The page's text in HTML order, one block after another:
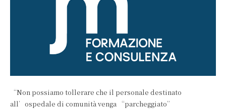
“Non possiamo tollerare che il personale destinato
all’ospedale di comunità venga “parcheggiato”